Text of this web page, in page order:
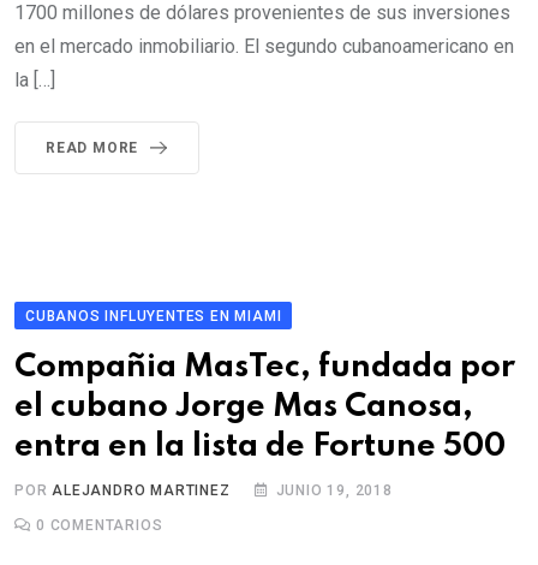
1700 millones de dólares provenientes de sus inversiones
en el mercado inmobiliario. El segundo cubanoamericano en
la […]
READ MORE
CUBANOS INFLUYENTES EN MIAMI
Compañia MasTec, fundada por
el cubano Jorge Mas Canosa,
entra en la lista de Fortune 500
PORALEJANDRO MARTINEZ JUNIO 19, 2018
0 COMENTARIOS